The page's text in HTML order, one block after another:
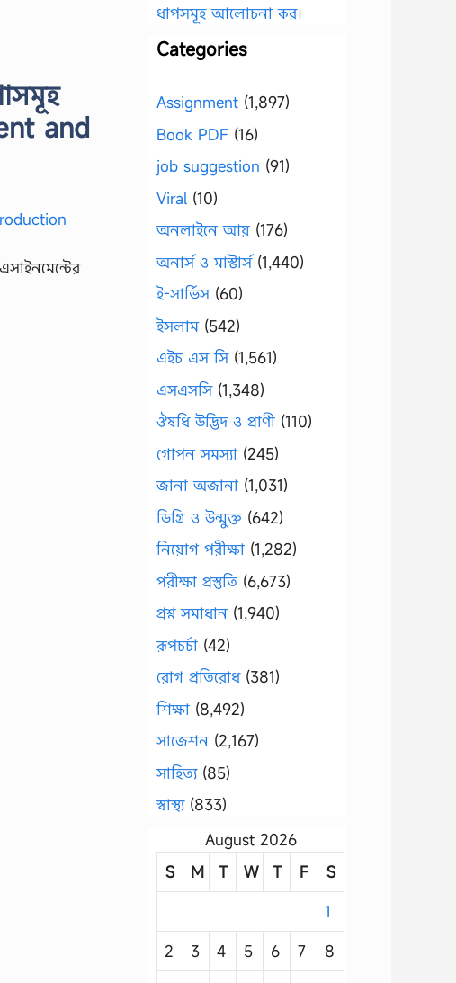
and
ধাপসমূহ আলোচনা কর।
Categories
Assignment (1,897)
Book PDF (16)
job suggestion (91)
Viral (10)
অনলাইনে আয় (176)
অনার্স ও মাস্টার্স(1,440)
ই-সার্ভিস(60)
ইসলাম(542)
এইচ এস সি(1,561)
এসএসসি(1,348)
ঔষধি উদ্ভিদ ও প্রাণী (110)
গোপন সমস্যা (245)
জানা অজানা (1,031)
ডিগ্রি ও উন্মুক্ত (642)
নিয়োগ পরীক্ষা (1,282)
পরীক্ষা প্রস্তুতি (6,673)
প্রশ্ন সমাধান (1,940)
রূপচর্চা (42)
রোগ প্রতিরোধ(381)
শিক্ষা (8,492)
সাজেশন (2,167)
সাহিত্য(85)
স্বাস্থ্য(833)
August 2026
S
M T W T F
S
1
2
3 4 5 6 7
8